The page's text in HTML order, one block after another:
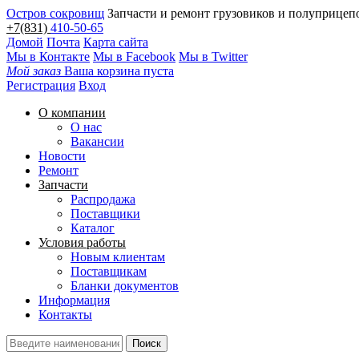
Остров сокровищ Запчасти и ремонт грузовиков и
+7(831) 410-50-65
Домой Почта Карта сайта
Мы в Контакте Мы в Facebook Мы в Twitter
Мой заказ Ваша корзина пуста
Регистрация Вход
О компании
О нас
Вакансии
Новости
Ремонт
Запчасти
Распродажа
Поставщики
Каталог
Условия работы
Новым клиентам
Поставщикам
Бланки документов
Информация
Контакты